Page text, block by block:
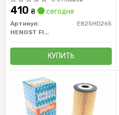
1.7CRDI 02/11-
410 ₴ сегодня
Артикул:
E825HD265
HENGST FILTER
КУПИТЬ